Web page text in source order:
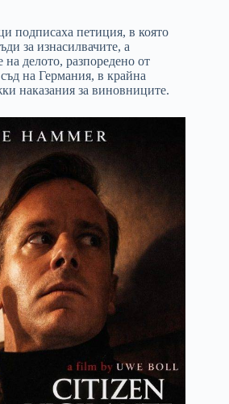
подписаха петиция, в която
за изнасилвачите, а
на делото, разпоредено от
на Германия, в крайна
наказания за виновниците.